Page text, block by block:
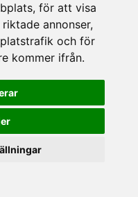
för att visa
annonser,
och för
kommer ifrån.